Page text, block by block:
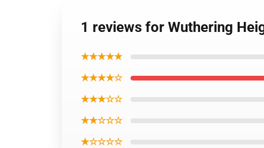
1 reviews for Wuthering
★★★★★
★★★★☆
★★★☆☆
★★☆☆☆
★☆☆☆☆